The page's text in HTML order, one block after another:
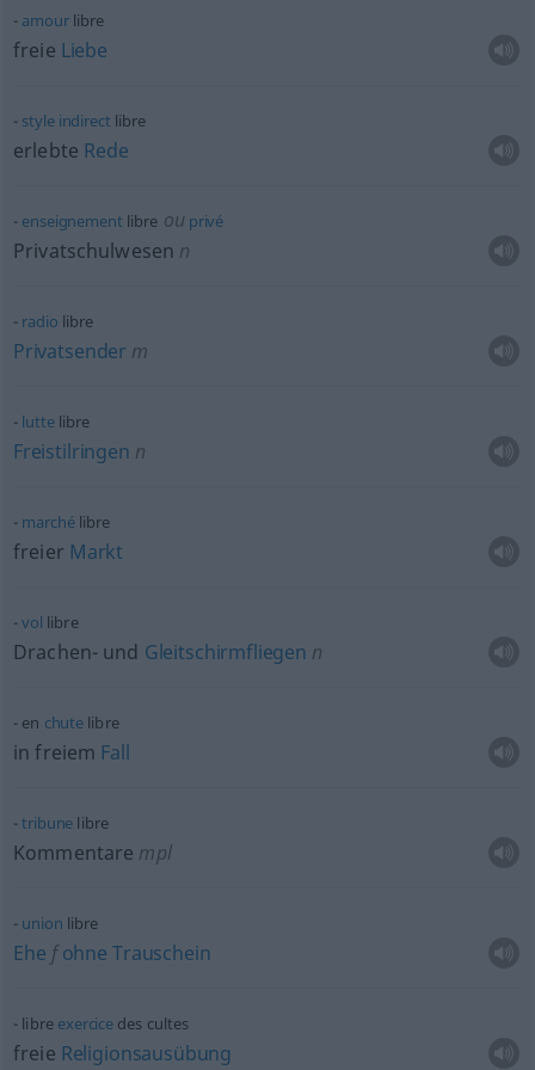
amourlibre
freie Liebe
style indirect libre
erlebte Rede
enseignement libre ouprivé
Privatschulwesen n
radio libre
Privatsender m
luttelibre
Freistilringen n
marchélibre
freier Markt
vol libre
Drachen- und Gleitschirmfliegen n
en chute libre
in freiem Fall
tribune libre
Kommentare mpl
union libre
Ehe fohne Trauschein
libre exercice des cultes
freie Religionsausübung